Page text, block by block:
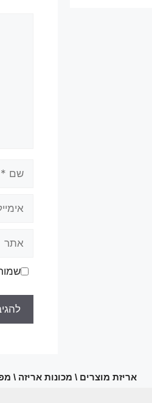
אריזת מוצרים \ מכונות אריזה \